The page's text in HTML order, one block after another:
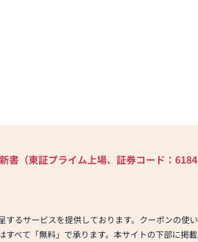
書（東証プライム上場、証券コード：6184
るサービスを提供しております。クーポンの使
べて「無料」で承ります。本サイトの下部に